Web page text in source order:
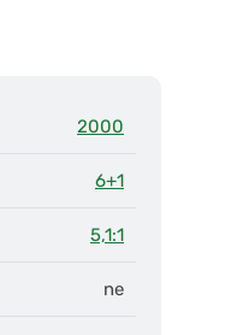
2000
6+1
5,1:1
ne